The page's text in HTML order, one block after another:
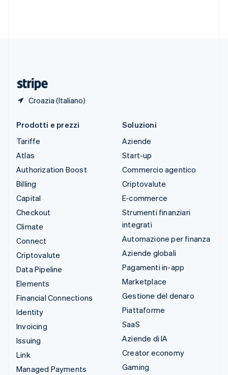
Croazia (Italiano)
Prodotti e prezzi
Tariffe
Atlas
Authorization Boost
Billing
Capital
Checkout
Climate
Connect
Criptovalute
Data Pipeline
Elements
Financial Connections
Identity
Invoicing
Issuing
Link
Managed Payments
Soluzioni
Aziende
Start-up
Commercio agentico
Criptovalute
E-commerce
Strumenti finanziari
integrati
Automazione per finanza
Aziende globali
Pagamenti in-app
Marketplace
Gestione del denaro
Piattaforme
SaaS
Aziende di IA
Creator economy
Gaming